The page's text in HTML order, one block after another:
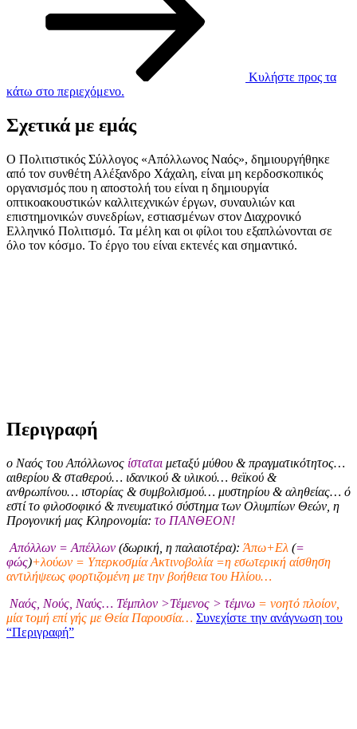
Κυλήστε προς τα
κάτω στο περιεχόμενο.
Σχετικά με εμάς
Ο Πολιτιστικός Σύλλογος «Απόλλωνος Ναός», δημιουργήθηκε
από τον συνθέτη Αλέξανδρο Χάχαλη, είναι μη κερδοσκοπικός
οργανισμός που η αποστολή του είναι η δημιουργία
οπτικοακουστικών καλλιτεχνικών έργων, συναυλιών και
επιστημονικών συνεδρίων, εστιασμένων στον Διαχρονικό
Ελληνικό Πολιτισμό. Τα μέλη και οι φίλοι του εξαπλώνονται σε
όλο τον κόσμο. Το έργο του είναι εκτενές και σημαντικό.
Περιγραφή
ο Ναός του Απόλλωνος ίσταται μεταξύ μύθου & πραγματικότητος…
αιθερίου & σταθερού… ιδανικού & υλικού… θεϊκού &
ανθρωπίνου… ιστορίας & συμβολισμού… μυστηρίου & αληθείας… ό
εστί το φιλοσοφικό & πνευματικό σύστημα των Ολυμπίων Θεών, η
Προγονική μας Κληρονομία: το ΠΑΝΘΕΟΝ!
Απόλλων = Απέλλων (δωρική, η παλαιοτέρα): Άπω+Ελ (=
φώς)+λούων = Υπερκοσμία Ακτινοβολία =η εσωτερική αίσθηση
αντιλήψεως φορτιζομένη με την βοήθεια του Ηλίου…
Ναός, Νούς, Ναύς… Τέμπλον >Τέμενος > τέμνω = νοητό πλοίον,
μία τομή επί γής με Θεία Παρουσία… Συνεχίστε την ανάγνωση του
“Περιγραφή”